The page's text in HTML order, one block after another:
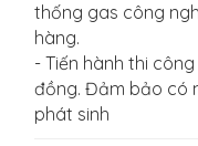
thống gas công
hàng.
- Tiến hành thi
đồng. Đảm bảo có
phát sinh